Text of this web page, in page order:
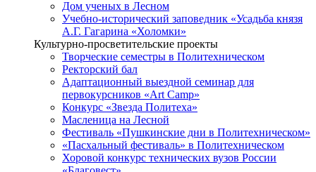
Дом ученых в Лесном
Учебно-исторический заповедник «Усадьба князя
А.Г. Гагарина «Холомки»
Культурно-просветительские проекты
Творческие семестры в Политехническом
Ректорский бал
Адаптационный выездной семинар для
первокурсников «Art Camp»
Конкурс «Звезда Политеха»
Масленица на Лесной
Фестиваль «Пушкинские дни в Политехническом»
«Пасхальный фестиваль» в Политехническом
Хоровой конкурс технических вузов России